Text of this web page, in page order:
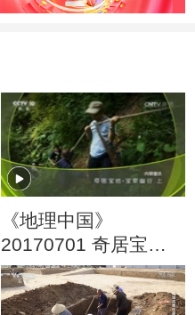
《地理中国》
20170701 奇居宝地·
宝泉幽谷（上）